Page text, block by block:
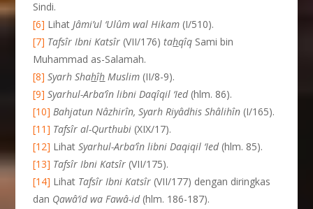
Sindi.
[6] LihatJâmi’ul ‘Ulûm wal Hikam (I/510).
[7] Tafsîr Ibni Katsîr (VII/176)tahqîq Sami bin
Muhammad as-Salamah.
[8] Syarh Shahîh Muslim (II/8-9).
[9] Syarhul-Arba’în libni Daqîqil ‘Ied(hlm. 86).
[10] Bahjatun Nâzhirîn, Syarh Riyâdhis Shâlihîn (I/165).
[11] Tafsîr al-Qurthubi (XIX/17).
[12] LihatSyarhul-Arba’în libni Daqiqil ‘Ied(hlm. 85).
[13] Tafsîr Ibni Katsîr (VII/175).
[14] Lihat Tafsîr Ibni Katsîr (VII/177) dengan diringkas
dan Qawâ’id wa Fawâ-id(hlm. 186-187).